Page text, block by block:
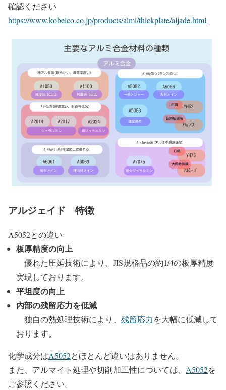
確認ください
https://www.kobelco.co.jp/products/almi/thickplate/aljade.html
アルジェイド 特徴
A5052との違い
板厚精度の向上
優れた圧延技術により、JIS規格品の約1/4の板厚精度
実現しております。
平坦度の向上
内部の残留応力を低減
独自の熱処理技術により、 残留応力を大幅に低減して
おります。
化学成分はA5052とほとんど違いはありません。
また、アルマイト処理や切削加工性については、 A5052を
ご参照ください。